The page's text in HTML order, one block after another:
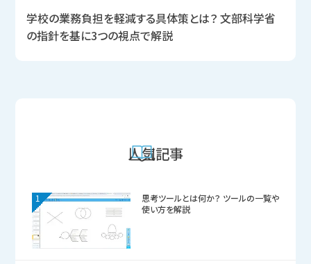
学校の業務負担を軽減する具体策とは？ 文部科学省
の指針を基に3つの視点で解説
人気記事
1
思考ツールとは何か？ ツールの一覧や
使い方を解説